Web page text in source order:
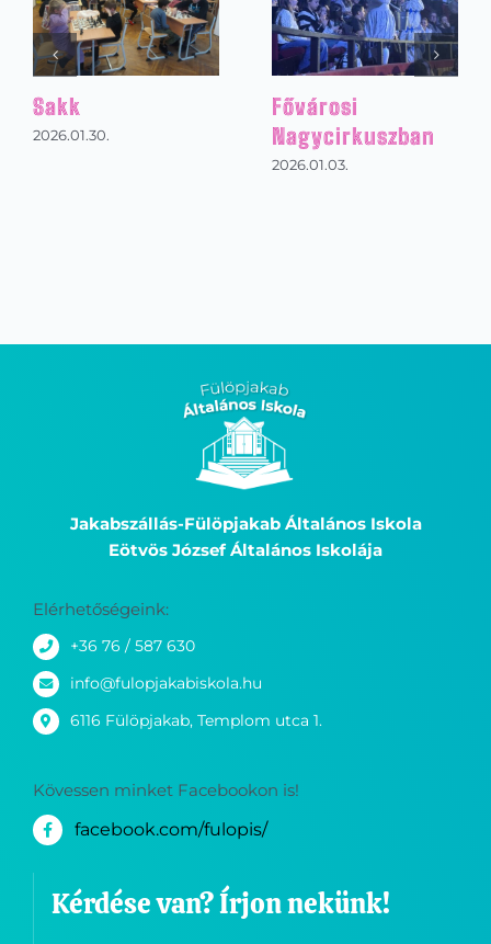
Sakk
2026.01.30.
Fővárosi
Nagycirkuszban
2026.01.03.
Jakabszállás-Fülöpjakab Általános Iskola
Eötvös József Általános Iskolája
Elérhetőségeink:
+36 76 / 587 630
info@fulopjakabiskola.hu
6116 Fülöpjakab, Templom utca 1.
Kövessen minket Facebookon is!
facebook.com/fulopis/
Kérdése van? Írjon nekünk!